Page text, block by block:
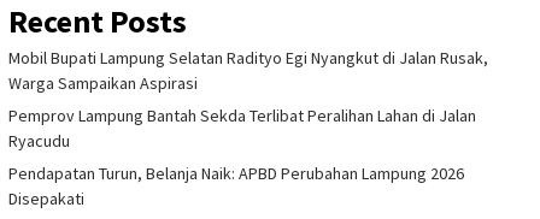
Recent Posts
Mobil Bupati Lampung Selatan Radityo Egi Nyangkut di Jalan Rusak,
Warga Sampaikan Aspirasi
Pemprov Lampung Bantah Sekda Terlibat Peralihan Lahan di Jalan
Ryacudu
Pendapatan Turun, Belanja Naik: APBD Perubahan Lampung 2026
Disepakati